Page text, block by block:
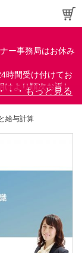
ー事務局はお休み
時間受け付けてお
けより順次お返し
給与計算